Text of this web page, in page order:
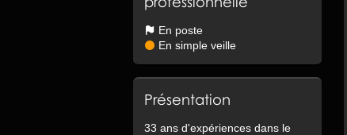
En poste
En simple veille
Présentation
33 ans d'expériences dans le